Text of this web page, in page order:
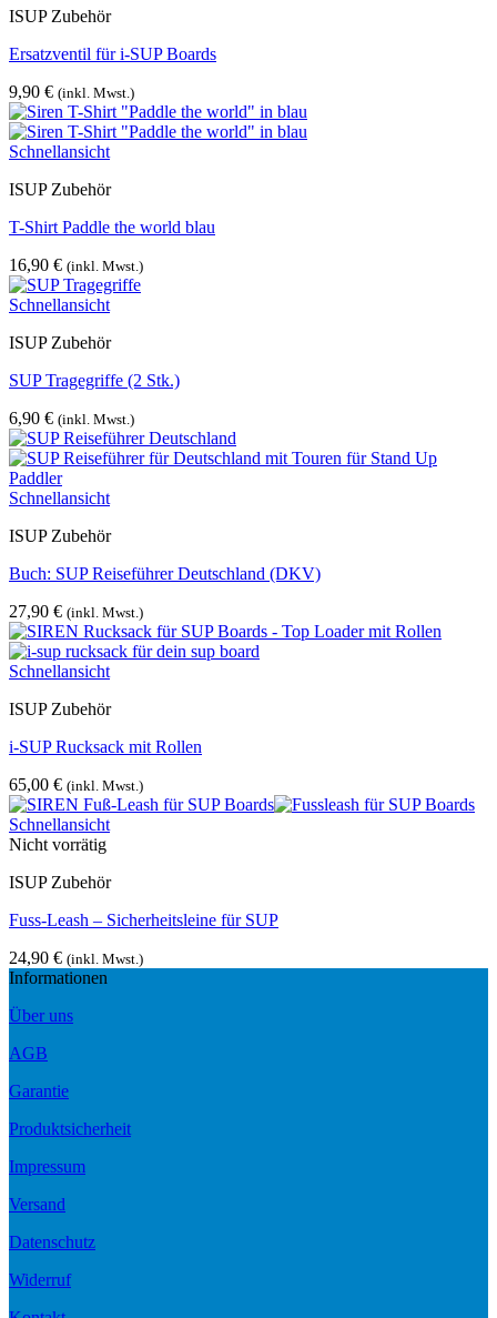
ISUP Zubehör
Ersatzventil für i-SUP Boards
9,90 € (inkl. Mwst.)
Schnellansicht
ISUP Zubehör
T-Shirt Paddle the world blau
16,90 € (inkl. Mwst.)
Schnellansicht
ISUP Zubehör
SUP Tragegriffe (2 Stk.)
6,90 € (inkl. Mwst.)
Schnellansicht
ISUP Zubehör
Buch: SUP Reiseführer Deutschland (DKV)
27,90 € (inkl. Mwst.)
Schnellansicht
ISUP Zubehör
i-SUP Rucksack mit Rollen
65,00 € (inkl. Mwst.)
Schnellansicht
Nicht vorrätig
ISUP Zubehör
Fuss-Leash – Sicherheitsleine für SUP
24,90 € (inkl. Mwst.)
Informationen
Über uns
AGB
Garantie
Produktsicherheit
Impressum
Versand
Datenschutz
Widerruf